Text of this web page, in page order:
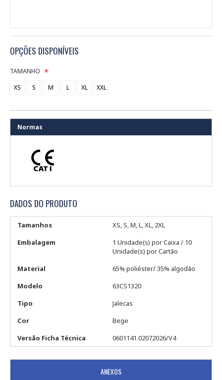
OPÇÕES DISPONÍVEIS
TAMANHO
XS
S M L XL XXL
Normas
DADOS DO PRODUTO
Tamanhos
XS, S, M, L, XL, 2XL
Embalagem
1 Unidade(s) por Caixa / 10
Unidade(s) por Cartão
Material
65% poliéster/ 35% algodão
Modelo
63CS1320
Tipo
Jalecas
Cor
Bege
Versão Ficha Técnica
0601141.02072026/V4
ANEXOS